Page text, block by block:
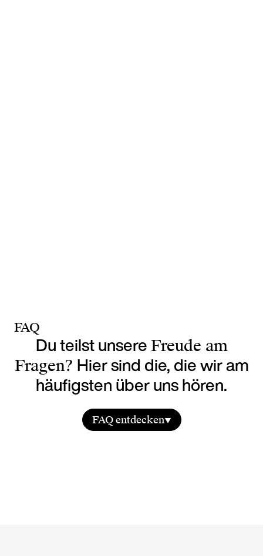
FAQ
Du teilst unsere Freude am
Fragen? Hier sind die, die wir am
häufigsten über uns hören.
FAQ entdecken